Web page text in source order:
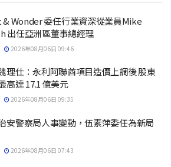
& Wonder 委任行業資深從業員Mike
出任亞洲區董事總經理
2026年08月06日 09:46
理仕：永利阿聯酋項目造價上調後 股東
高達 17.1 億美元
2026年08月06日 09:35
安警察局人事變動，伍素萍委任為新局
2026年08月06日 07:43